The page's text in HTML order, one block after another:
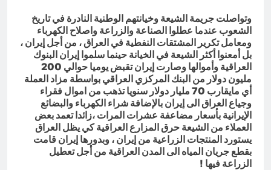
وتواصلت جريمة الشيعة وخيانتهم الوطنية النادرة في تاريخ
الشعوب عندما عطلوا الصناعة والزراعة واصلاح الكهرباء
ومعامل تكرير المشتقات النفطية في العراق ، من أجل إيران ،
بل أمعنوا أكثر الشيعة في الخيانة حينما سلموا إيران البنوك
العراقية وأموالها وصارت إيران تقبض يوميا حوالي 200
مليون دولار من البنك المركزي العراقي بواسطة مزاد العملة
أي مايقارب 70 مليار دولار سنويا تذهب من اموال فقراء
وجياع العراق الى إيران بالإضافة شراء الكهرباء والبضائع
الإيرانية بأسعار مضاعفة عشرات المرات ،زائدا تعمد بعض
العملاء من الشيعة حرق المزارع العراقية كي يظل العراق
يستورد المنتجات الزراعية من إيران ، وبدورها إيران قامت
بقطع جريان المياه الى المدن العراقية من أجل تعطيل
الزراعة فيها !